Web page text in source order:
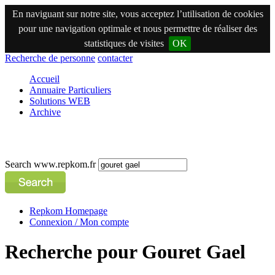
En naviguant sur notre site, vous acceptez l’utilisation de cookies
pour une navigation optimale et nous permettre de réaliser des
statistiques de visites
OK
Recherche de personne contacter
Accueil
Annuaire Particuliers
Solutions WEB
Archive
Search www.repkom.fr
Repkom Homepage
Connexion / Mon compte
Recherche pour Gouret Gael